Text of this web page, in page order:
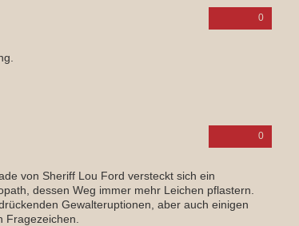
0
von Sheriff Lou Ford versteckt sich ein
dessen Weg immer mehr Leichen pflastern.
Gewalteruptionen, aber auch einigen
Fragezeichen.
0